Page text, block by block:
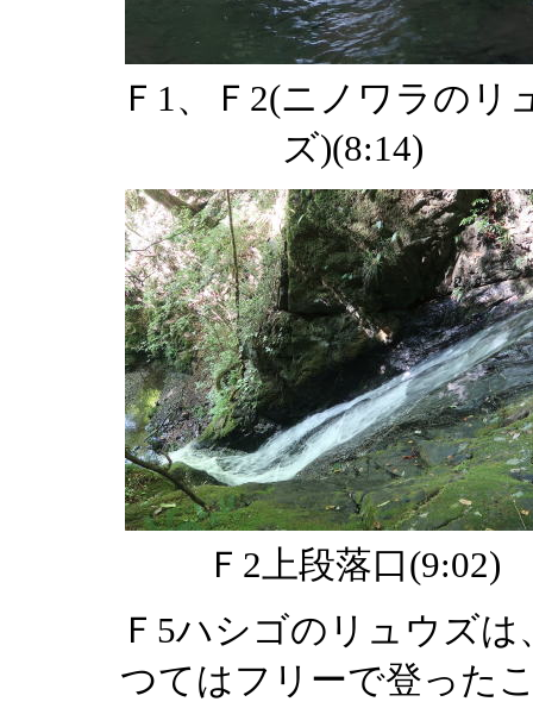
Ｆ1、Ｆ2(ニノワラのリ
ズ)(8:14)
Ｆ2上段落口(9:02)
Ｆ5ハシゴのリュウズ
つてはフリーで登った